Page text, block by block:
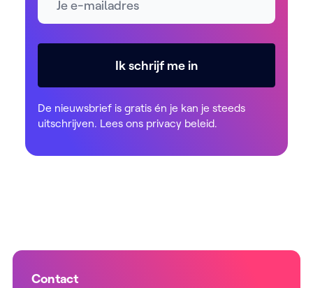
Ik schrijf me in
De nieuwsbrief is gratis én je kan je steeds
uitschrijven. Lees ons privacy beleid.
Contact